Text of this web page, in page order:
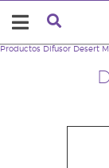
Productos Difusor Desert